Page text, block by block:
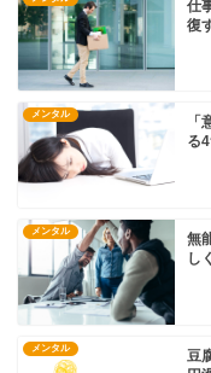
仕
復
メンタル
る
メンタル
無
し
メンタル
豆